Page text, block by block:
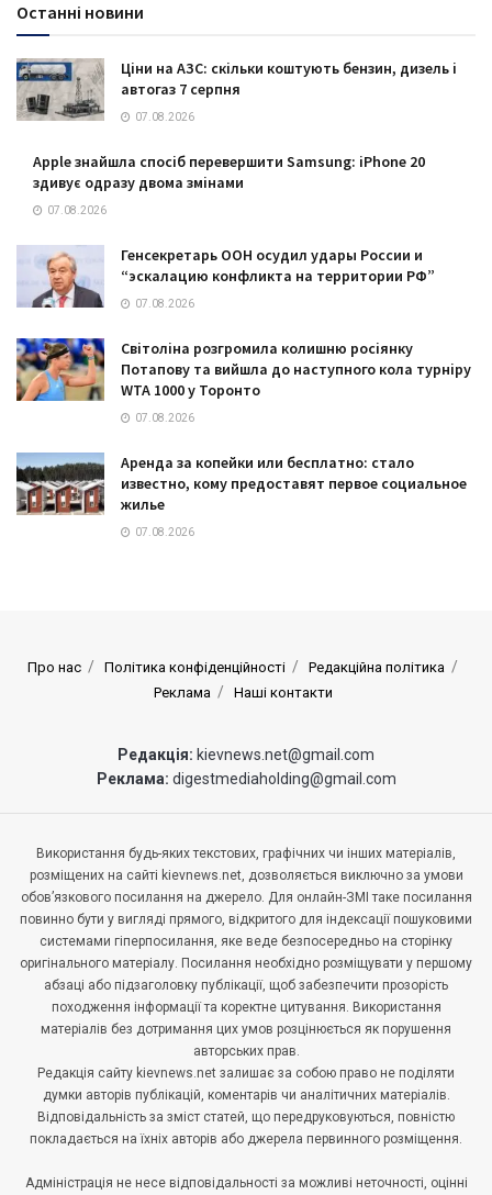
Останні новини
Ціни на АЗС: скільки коштують бензин, дизель і
автогаз 7 серпня
07.08.2026
Apple знайшла спосіб перевершити Samsung: iPhone 20
здивує одразу двома змінами
07.08.2026
Генсекретарь ООН осудил удары России и
“эскалацию конфликта на территории РФ”
07.08.2026
Світоліна розгромила колишню росіянку
Потапову та вийшла до наступного кола турніру
WTA 1000 у Торонто
07.08.2026
Аренда за копейки или бесплатно: стало
известно, кому предоставят первое социальное
жилье
07.08.2026
Про нас Політика конфіденційності
Редакційна політика
Реклама
Наші контакти
Редакція: kievnews.net@gmail.com
Реклама: digestmediaholding@gmail.com
Використання будь-яких текстових, графічних чи інших матеріалів,
розміщених на сайті kievnews.net, дозволяється виключно за умови
обов’язкового посилання на джерело. Для онлайн-ЗМІ таке посилання
повинно бути у вигляді прямого, відкритого для індексації пошуковими
системами гіперпосилання, яке веде безпосередньо на сторінку
оригінального матеріалу. Посилання необхідно розміщувати у першому
абзаці або підзаголовку публікації, щоб забезпечити прозорість
походження інформації та коректне цитування. Використання
матеріалів без дотримання цих умов розцінюється як порушення
авторських прав.
Редакція сайту kievnews.net залишає за собою право не поділяти
думки авторів публікацій, коментарів чи аналітичних матеріалів.
Відповідальність за зміст статей, що передруковуються, повністю
покладається на їхніх авторів або джерела первинного розміщення.
Адміністрація не несе відповідальності за можливі неточності, оцінні